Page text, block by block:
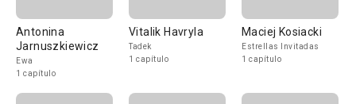
Antonina
Jarnuszkiewicz
Ewa
1 capítulo
Vitalik Havryla
Tadek
1 capítulo
Maciej Kosiacki
Estrellas Invitadas
1 capítulo